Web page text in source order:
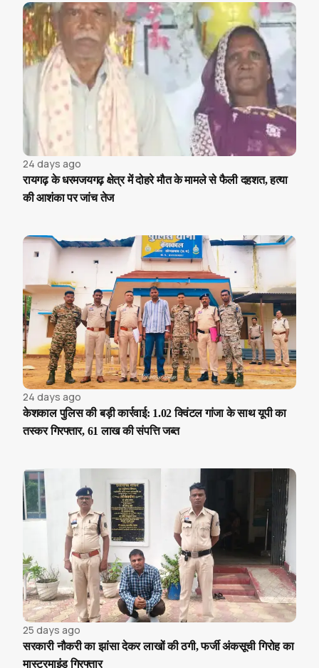
24 days ago
रायगढ़ के धरमजयगढ़ क्षेत्र में दोहरे मौत के मामले से फैली दहशत, हत्या
की आशंका पर जांच तेज
24 days ago
केशकाल पुलिस की बड़ी कार्रवाई: 1.02 क्विंटल गांजा के साथ यूपी का
तस्कर गिरफ्तार, 61 लाख की संपत्ति जब्त
25 days ago
सरकारी नौकरी का झांसा देकर लाखों की ठगी, फर्जी अंकसूची गिरोह का
मास्टरमाइंड गिरफ्तार